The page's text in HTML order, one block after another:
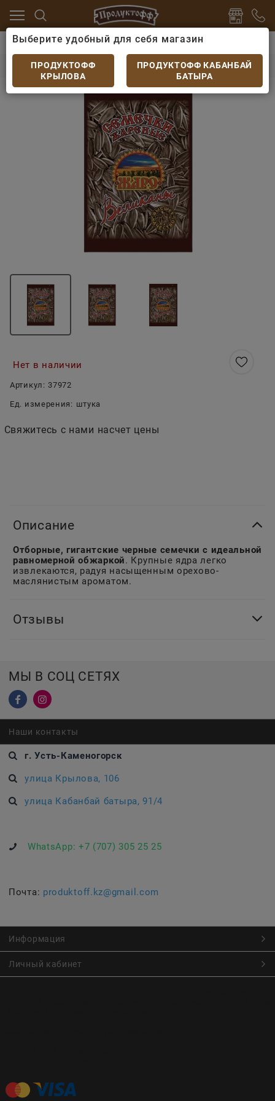
Арахис, фисташки, семечки
Семечки Жаро
Семечки Жаро Великаны 150гр
Нет в наличии
Артикул: 37972
Ед. измерения: штука
Свяжитесь с нами насчет цены
Описание
Отборные, гигантские черные семечки с идеальной
равномерной обжаркой. Крупные ядра легко
извлекаются, радуя насыщенным орехово-
маслянистым ароматом.
Отзывы
МЫ В СОЦ СЕТЯХ
Наши контакты
г. Усть-Каменогорск
улица Крылова, 106
улица Кабанбай батыра, 91/4
WhatsApp: +7 (707) 305 25 25
Почта: produktoff.kz@gmail.com
Информация
Личный кабинет
Выберите удобный для себя магазин
ПРОДУКТОФФ
КРЫЛОВА
ПРОДУКТОФФ КАБАНБАЙ
БАТЫРА